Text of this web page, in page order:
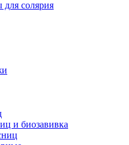
для солярия
и биозавивка